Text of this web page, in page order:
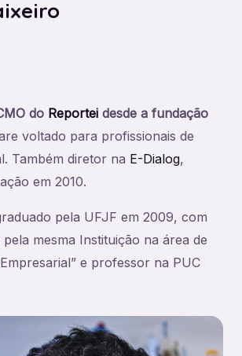
do Reportei desde a fundação
voltado para profissionais de
Também diretor na E-Dialog,
em 2010.
pela UFJF em 2009, com
mesma Instituição na área de
e professor na PUC